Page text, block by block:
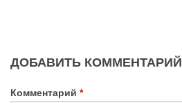
ДОБАВИТЬ КОММЕНТАРИЙ
Комментарий *